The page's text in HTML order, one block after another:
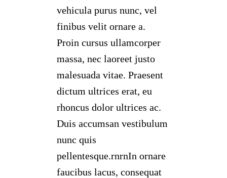
vehicula purus nunc, vel
finibus velit ornare a.
Proin cursus ullamcorper
massa, nec laoreet justo
malesuada vitae. Praesent
dictum ultrices erat, eu
rhoncus dolor ultrices ac.
Duis accumsan vestibulum
nunc quis
pellentesque.rnrnIn ornare
faucibus lacus, consequat